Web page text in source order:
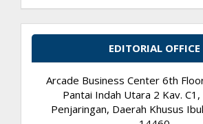
EDITORIAL OFFICE
Arcade Business Center 6th
Pantai Indah Utara 2 Kav. C1,
Penjaringan, Daerah Khusus